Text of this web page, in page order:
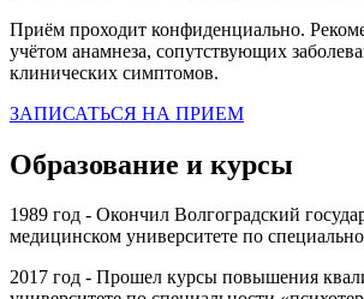
Приём проходит конфиденциально.
учётом анамнеза, сопутствующих
клинических симптомов.
ЗАПИСАТЬСЯ НА ПРИЕМ
Образование и курсы
1989 год - Окончил Волгоградский
медицинском университете по
2017 год - Прошел курсы повышения